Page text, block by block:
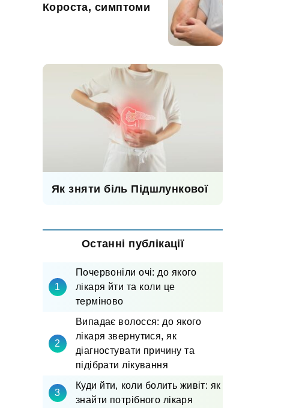
Короста, симптоми
Як зняти біль Підшлункової
Останні публікації
Почервоніли очі: до якого
лікаря йти та коли це
терміново
Випадає волосся: до якого
лікаря звернутися, як
діагностувати причину та
підібрати лікування
Куди йти, коли болить живіт: як
знайти потрібного лікаря